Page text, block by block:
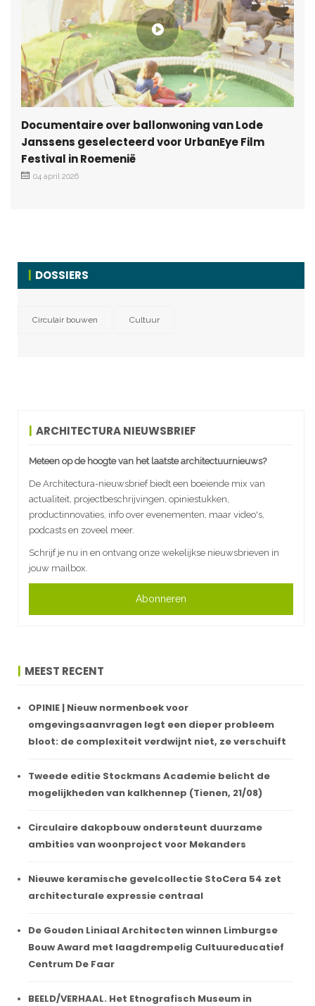
Documentaire over ballonwoning van Lode
Janssens geselecteerd voor UrbanEye Film
Festival in Roemenië
04 april 2026
DOSSIERS
Circulair bouwen Cultuur
ARCHITECTURA NIEUWSBRIEF
Meteen op de hoogte van het laatste architectuurnieuws?
De Architectura-nieuwsbrief biedt een boeiende mix van
actualiteit, projectbeschrijvingen, opiniestukken,
productinnovaties, info over evenementen, maar video's,
podcasts en zoveel meer.
Schrijf je nu in en ontvang onze wekelijkse nieuwsbrieven in
jouw mailbox.
Abonneren
MEEST RECENT
OPINIE | Nieuw normenboek voor
omgevingsaanvragen legt een dieper probleem
bloot: de complexiteit verdwijnt niet, ze verschuift
Tweede editie Stockmans Academie belicht de
mogelijkheden van kalkhennep (Tienen, 21/08)
Circulaire dakopbouw ondersteunt duurzame
ambities van woonproject voor Mekanders
Nieuwe keramische gevelcollectie StoCera 54 zet
architecturale expressie centraal
De Gouden Liniaal Architecten winnen Limburgse
Bouw Award met laagdrempelig Cultuureducatief
Centrum De Faar
BEELD/VERHAAL. Het Etnografisch Museum in